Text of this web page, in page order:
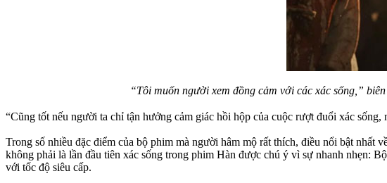
“Tôi muốn người xem đồng cảm với các xác sống,”
“Cũng tốt nếu người ta chỉ tận hưởng cảm giác hồi hộp của cuộc rượt đuổi xác
Trong số nhiều đặc điểm của bộ phim mà người hâm mộ rất thích, điều nổi bật nhất
không phải là lần đầu tiên xác sống trong phim Hàn được chú ý vì sự nhanh nhẹn:
với tốc độ siêu cấp.